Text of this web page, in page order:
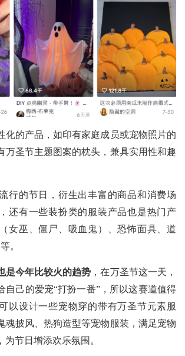
化的产品，如印有家庭成员或宠物照片的
万圣节主题图案的枕头，兼具实用性和趣
行的节日，衍生出丰富的商品和消费场
还有一些装扮类的服装产品也是热门产
女巫、僵尸、吸血鬼）、恐怖面具、道
。
是今年比较火的趋势 ，在万圣节这一天，
自己的爱宠“打扮一番”，所以这赛道值得
以设计一些宠物穿的带有万圣节元素服
魂披风、热狗造型等宠物服装，满足宠物
为节日增添欢乐氛围。